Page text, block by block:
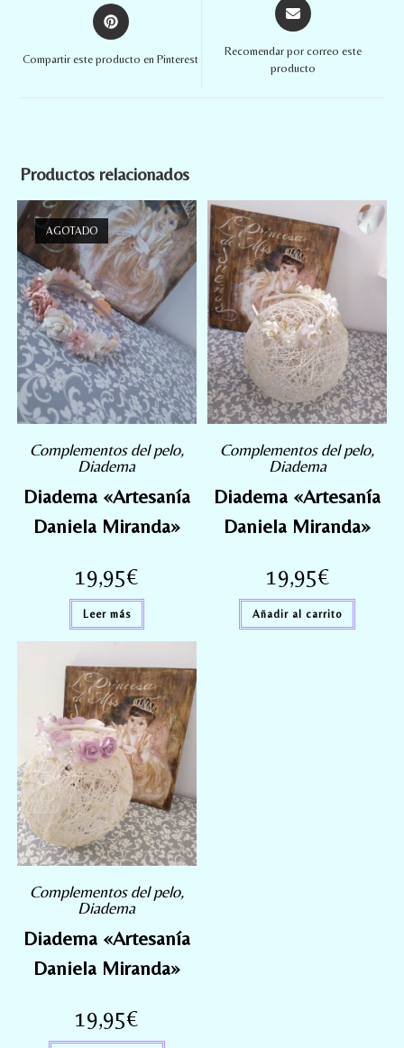
Compartir este producto en Pinterest
Recomendar por correo este
producto
Productos relacionados
AGOTADO
Complementos del pelo,
Diadema
Diadema «Artesanía
Daniela Miranda»
19,95€
Leer más
Complementos del pelo,
Diadema
Diadema «Artesanía
Daniela Miranda»
19,95€
Añadir al carrito
Complementos del pelo,
Diadema
Diadema «Artesanía
Daniela Miranda»
19,95€